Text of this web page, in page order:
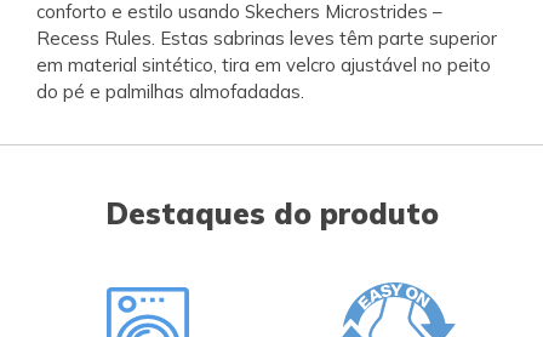
conforto e estilo usando Skechers Microstrides –
Recess Rules. Estas sabrinas leves têm parte superior
em material sintético, tira em velcro ajustável no peito
do pé e palmilhas almofadadas.
Destaques do produto